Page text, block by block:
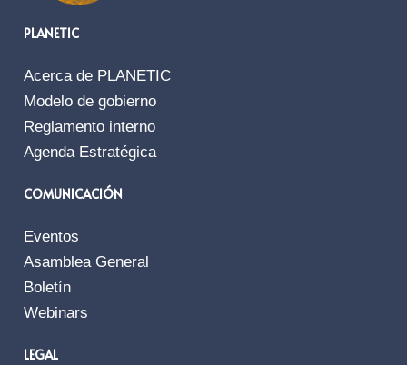
PLANETIC
Acerca de PLANETIC
Modelo de gobierno
Reglamento interno
Agenda Estratégica
COMUNICACIÓN
Eventos
Asamblea General
Boletín
Webinars
LEGAL